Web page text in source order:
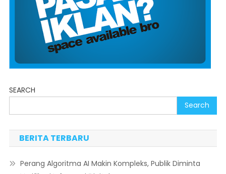
SEARCH
Search
BERITA TERBARU
Perang Algoritma AI Makin Kompleks, Publik Diminta